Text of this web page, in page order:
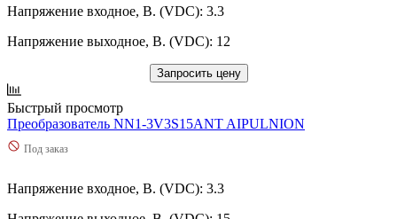
Напряжение входное, В. (VDC): 3.3
Напряжение выходное, В. (VDC): 12
Запросить цену
Быстрый просмотр
Преобразователь NN1-3V3S15ANT AIPULNION
Под заказ
Напряжение входное, В. (VDC): 3.3